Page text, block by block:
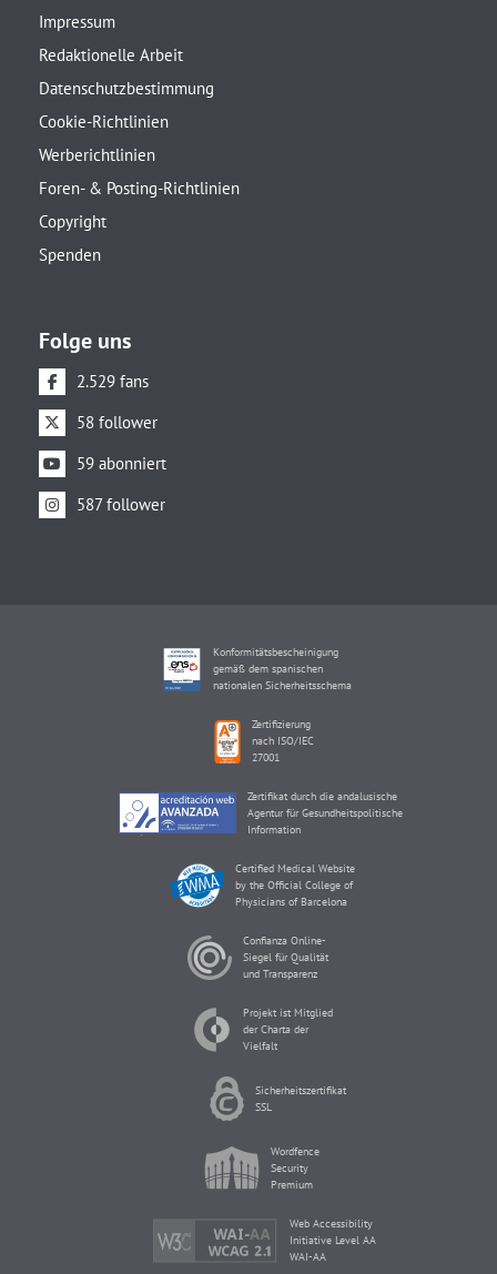
Impressum
Redaktionelle Arbeit
Datenschutzbestimmung
Cookie-Richtlinien
Werberichtlinien
Foren- & Posting-Richtlinien
Copyright
Spenden
Folge uns
2.529 fans
58 follower
59 abonniert
587 follower
Konformitätsbescheinigung
gemäß dem spanischen
nationalen Sicherheitsschema
Zertifizierung
nach ISO/IEC
27001
Zertifikat durch die andalusische
Agentur für Gesundheitspolitische
Information
Certified Medical Website
by the Official College of
Physicians of Barcelona
Confianza Online-
Siegel für Qualität
und Transparenz
Projekt ist Mitglied
der Charta der
Vielfalt
Sicherheitszertifikat
SSL
Wordfence
Security
Premium
Web Accessibility
Initiative Level AA
WAI-AA